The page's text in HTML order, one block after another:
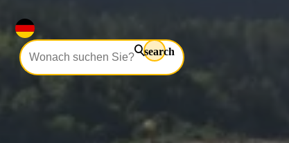
search